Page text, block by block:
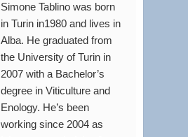
Simone Tablino was born
in Turin in1980 and lives in
Alba. He graduated from
the University of Turin in
2007 with a Bachelor’s
degree in Viticulture and
Enology. He’s been
working since 2004 as